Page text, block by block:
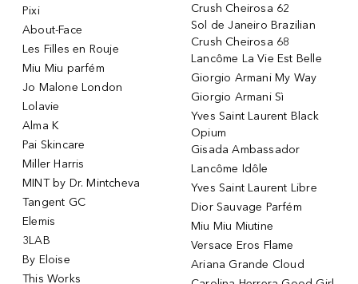
Pixi
About-Face
Les Filles en Rouje
Miu Miu parfém
Jo Malone London
Lolavie
Alma K
Pai Skincare
Miller Harris
MINT by Dr. Mintcheva
Tangent GC
Elemis
3LAB
By Eloise
This Works
Crush Cheirosa 62
Sol de Janeiro Brazilian
Crush Cheirosa 68
Lancôme La Vie Est Belle
Giorgio Armani My Way
Giorgio Armani Sì
Yves Saint Laurent Black
Opium
Gisada Ambassador
Lancôme Idôle
Yves Saint Laurent Libre
Dior Sauvage Parfém
Miu Miu Miutine
Versace Eros Flame
Ariana Grande Cloud